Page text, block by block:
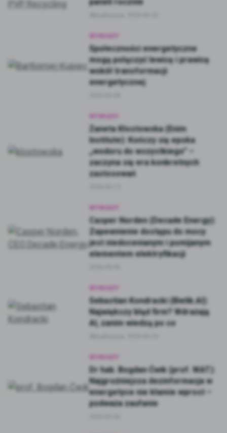
WYWIADY
Społeczności energetyczne
mogą połączyć lewicę i prawicę
wokół transformacji
energetycznej
WYWIADY
Żaneta Kłostowska (Enim
Institute): Kończy się epoka
„wodoru do wszystkiego” –
zaczyna się era konkretnych
zastosowań
WYWIADY
Casper Norden (Decade Energy):
Zapewnienie dostępu do mocy
jest niedocenianym i pomijanym
elementem elektryfikacji
WYWIADY
Sebastian Kondracki (Bielik.AI):
Największy błąd firm? Wdrażają
AI, zanim wiedzą po co
WYWIADY
Dr hab. Bogdan Ćwik (prof. WAT):
Najgroźniejsza dezinformacja w
energetyce nie kłamie wprost –
podważa zaufanie